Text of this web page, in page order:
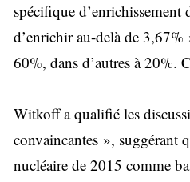
spécifique
d’enrichir au-delà de
60%, dans d’autres à 20%.
Witkoff a qualifié les
convaincantes », suggérant
nucléaire de 2015 comme